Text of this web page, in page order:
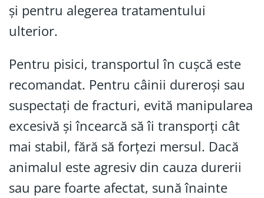
și pentru alegerea tratamentului
ulterior.
Pentru pisici, transportul în cușcă este
recomandat. Pentru câinii dureroși sau
suspectați de fracturi, evită manipularea
excesivă și încearcă să îi transporți cât
mai stabil, fără să forțezi mersul. Dacă
animalul este agresiv din cauza durerii
sau pare foarte afectat, sună înainte